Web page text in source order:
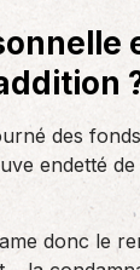
des
endetté
donc le